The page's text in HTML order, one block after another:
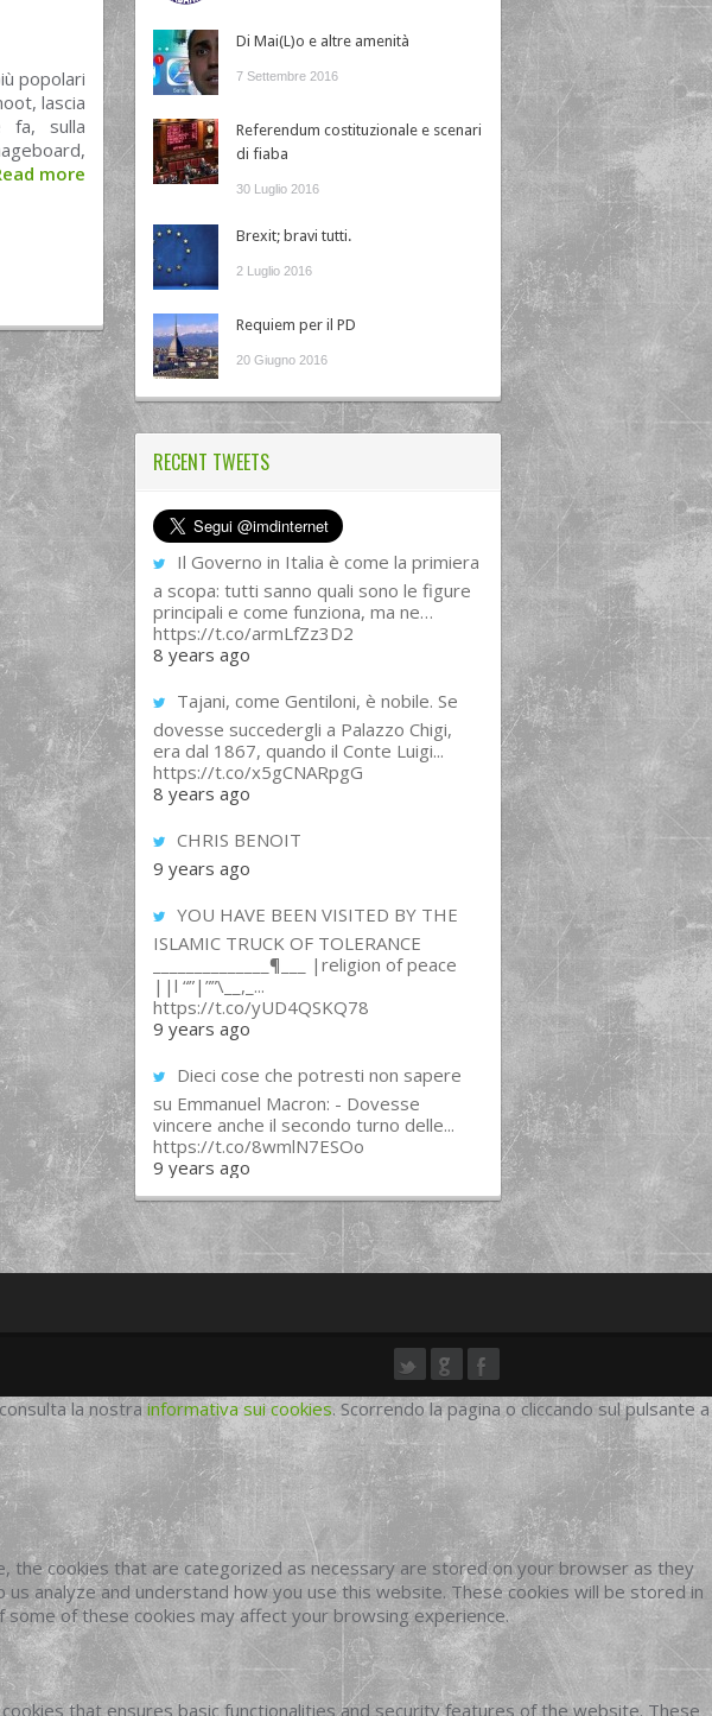
popolari
lascia
fa, sulla
more
Di Mai(L)o e altre amenità
7 Settembre 2016
Referendum costituzionale e scenari
di fiaba
30 Luglio 2016
Brexit; bravi tutti.
2 Luglio 2016
Requiem per il PD
20 Giugno 2016
RECENT TWEETS
Il Governo in Italia è come la primiera
a scopa: tutti sanno quali sono le figure
principali e come funziona, ma ne…
https://t.co/armLfZz3D2
8 years ago
Tajani, come Gentiloni, è nobile. Se
dovesse succedergli a Palazzo Chigi,
era dal 1867, quando il Conte Luigi...
https://t.co/x5gCNARpgG
8 years ago
CHRIS BENOIT
9 years ago
YOU HAVE BEEN VISITED BY THE
ISLAMIC TRUCK OF TOLERANCE
______________¶___ |religion of peace
||l “”|””\__,_...
https://t.co/yUD4QSKQ78
9 years ago
Dieci cose che potresti non sapere
su Emmanuel Macron: - Dovesse
vincere anche il secondo turno delle...
https://t.co/8wmlN7ESOo
9 years ago
la nostra informativa sui cookies. Scorrendo la pagina o cliccando sul pulsante a
cookies that are categorized as necessary are stored on your browser as they
analyze and understand how you use this website. These cookies will be stored in
of these cookies may affect your browsing experience.
that ensures basic functionalities and security features of the website. These